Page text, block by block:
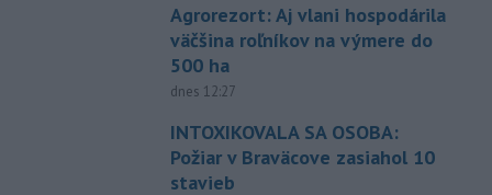
Agrorezort: Aj vlani hospodárila
väčšina roľníkov na výmere do
500 ha
dnes 12:27
INTOXIKOVALA SA OSOBA:
Požiar v Braväcove zasiahol 10
stavieb